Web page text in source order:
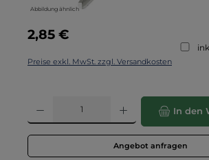
Abbildung ähnlich
Regulärer Preis:
2,85 €
Preise exkl. MwSt. zzgl. Versandkosten
Produkt Anzahl: Gib den gewünschten Wert
In den
Angebot anfragen